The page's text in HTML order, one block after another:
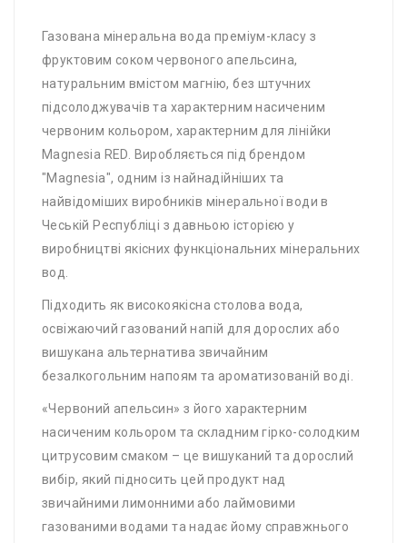
Газована мінеральна вода преміум-класу з
фруктовим соком червоного апельсина,
натуральним вмістом магнію, без штучних
підсолоджувачів та характерним насиченим
червоним кольором, характерним для лінійки
Magnesia RED. Виробляється під брендом
"Magnesia", одним із найнадійніших та
найвідоміших виробників мінеральної води в
Чеській Республіці з давньою історією у
виробництві якісних функціональних мінеральних
вод.
Підходить як високоякісна столова вода,
освіжаючий газований напій для дорослих або
вишукана альтернатива звичайним
безалкогольним напоям та ароматизованій воді.
«Червоний апельсин» з його характерним
насиченим кольором та складним гірко-солодким
цитрусовим смаком – це вишуканий та дорослий
вибір, який підносить цей продукт над
звичайними лимонними або лаймовими
газованими водами та надає йому справжнього